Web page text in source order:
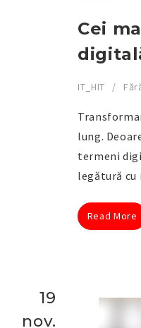
Cei
IT_HIT
lung.
termeni
legătură cu
Read More
19
nov.